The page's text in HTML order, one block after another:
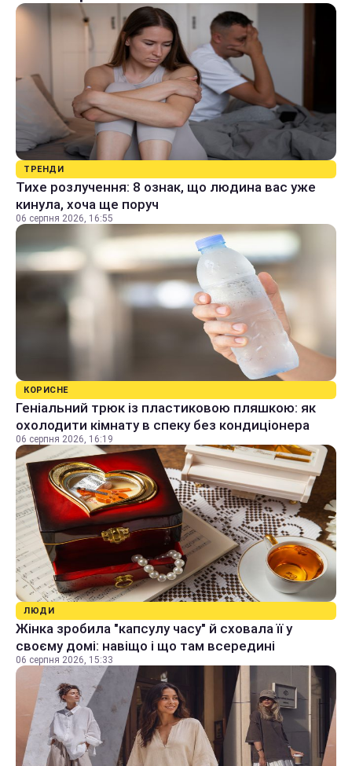
ТРЕНДИ
Тихе розлучення: 8 ознак, що людина вас уже
кинула, хоча ще поруч
06 серпня 2026, 16:55
КОРИСНЕ
Геніальний трюк із пластиковою пляшкою: як
охолодити кімнату в спеку без кондиціонера
06 серпня 2026, 16:19
ЛЮДИ
Жінка зробила "капсулу часу" й сховала її у
своєму домі: навіщо і що там всередині
06 серпня 2026, 15:33